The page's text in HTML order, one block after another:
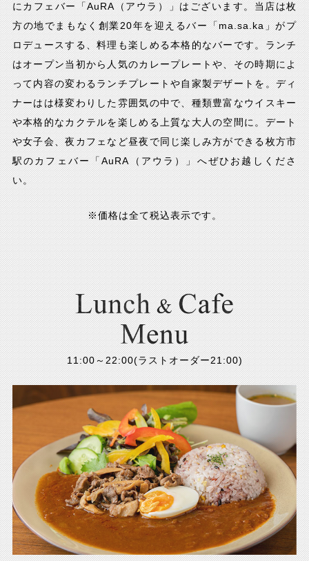
にカフェバー「AuRA（アウラ）」はございます。当店は枚
方の地でまもなく創業20年を迎えるバー「ma.sa.ka」がプ
ロデュースする、料理も楽しめる本格的なバーです。ランチ
はオープン当初から人気のカレープレートや、その時期によ
って内容の変わるランチプレートや自家製デザートを。ディ
ナーはは様変わりした雰囲気の中で、種類豊富なウイスキー
や本格的なカクテルを楽しめる上質な大人の空間に。デート
や女子会、夜カフェなど昼夜で同じ楽しみ方ができる枚方市
駅のカフェバー「AuRA（アウラ）」へぜひお越しくださ
い。
※価格は全て税込表示です。
11:00～22:00(ラストオーダー21:00)